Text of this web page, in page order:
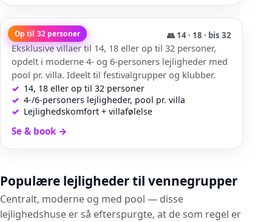
Op til 32 personer
Villa Twins 👥 14 · 18 · bis 32
Eksklusive villaer til 14, 18 eller op til 32 personer,
opdelt i moderne 4- og 6-personers lejligheder med
pool pr. villa. Ideelt til festivalgrupper og klubber.
14, 18 eller op til 32 personer
4-/6-personers lejligheder, pool pr. villa
Lejlighedskomfort + villafølelse
Se & book→
Populære lejligheder til vennegrupper
Centralt, moderne og med pool — disse
lejlighedshuse er så efterspurgte, at de som regel er